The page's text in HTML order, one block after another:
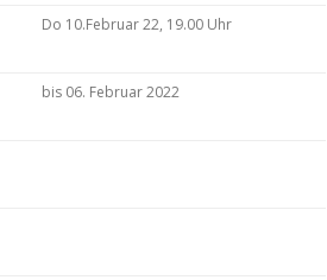
Do 10.Februar 22, 19.00 Uhr
bis 06. Februar 2022